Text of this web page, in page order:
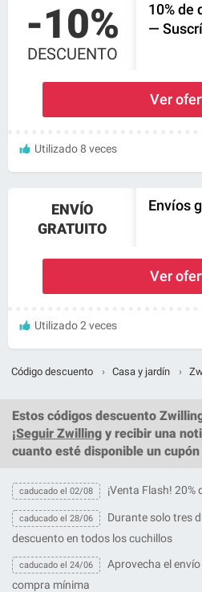
-10%
DESCUENTO
10% de
—
Ver
Utilizado 8 veces
ENVÍO
GRATUITO
Envíos
Ver
Utilizado 2 veces
Código descuento › Casa y jardín ›
Estos códigos descuento
¡Seguir Zwilling y recibir una
cuanto esté disponible un cupón
caducado el 02/08 ¡Venta Flash!
caducado el 28/06
Durante solo tres
descuento en todos los cuchillos
caducado el 24/06
Aprovecha el
compra mínima